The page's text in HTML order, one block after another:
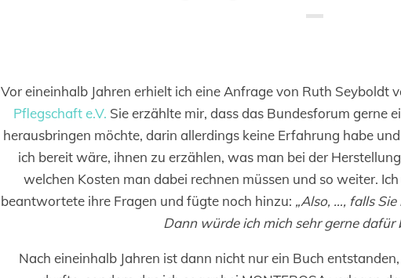
Vor eineinhalb Jahren erhielt ich eine Anfrage von Ruth Seyboldt
Pflegschaft e.V. Sie erzählte mir, dass das Bundesforum gerne
herausbringen möchte, darin allerdings keine Erfahrung habe
ich bereit wäre, ihnen zu erzählen, was man bei der
welchen Kosten man dabei rechnen müssen und so weiter.
beantwortete ihre Fragen und fügte noch hinzu: „Also, …, falls
Dann würde ich mich sehr gerne dafür
Nach eineinhalb Jahren ist dann nicht nur ein Buch